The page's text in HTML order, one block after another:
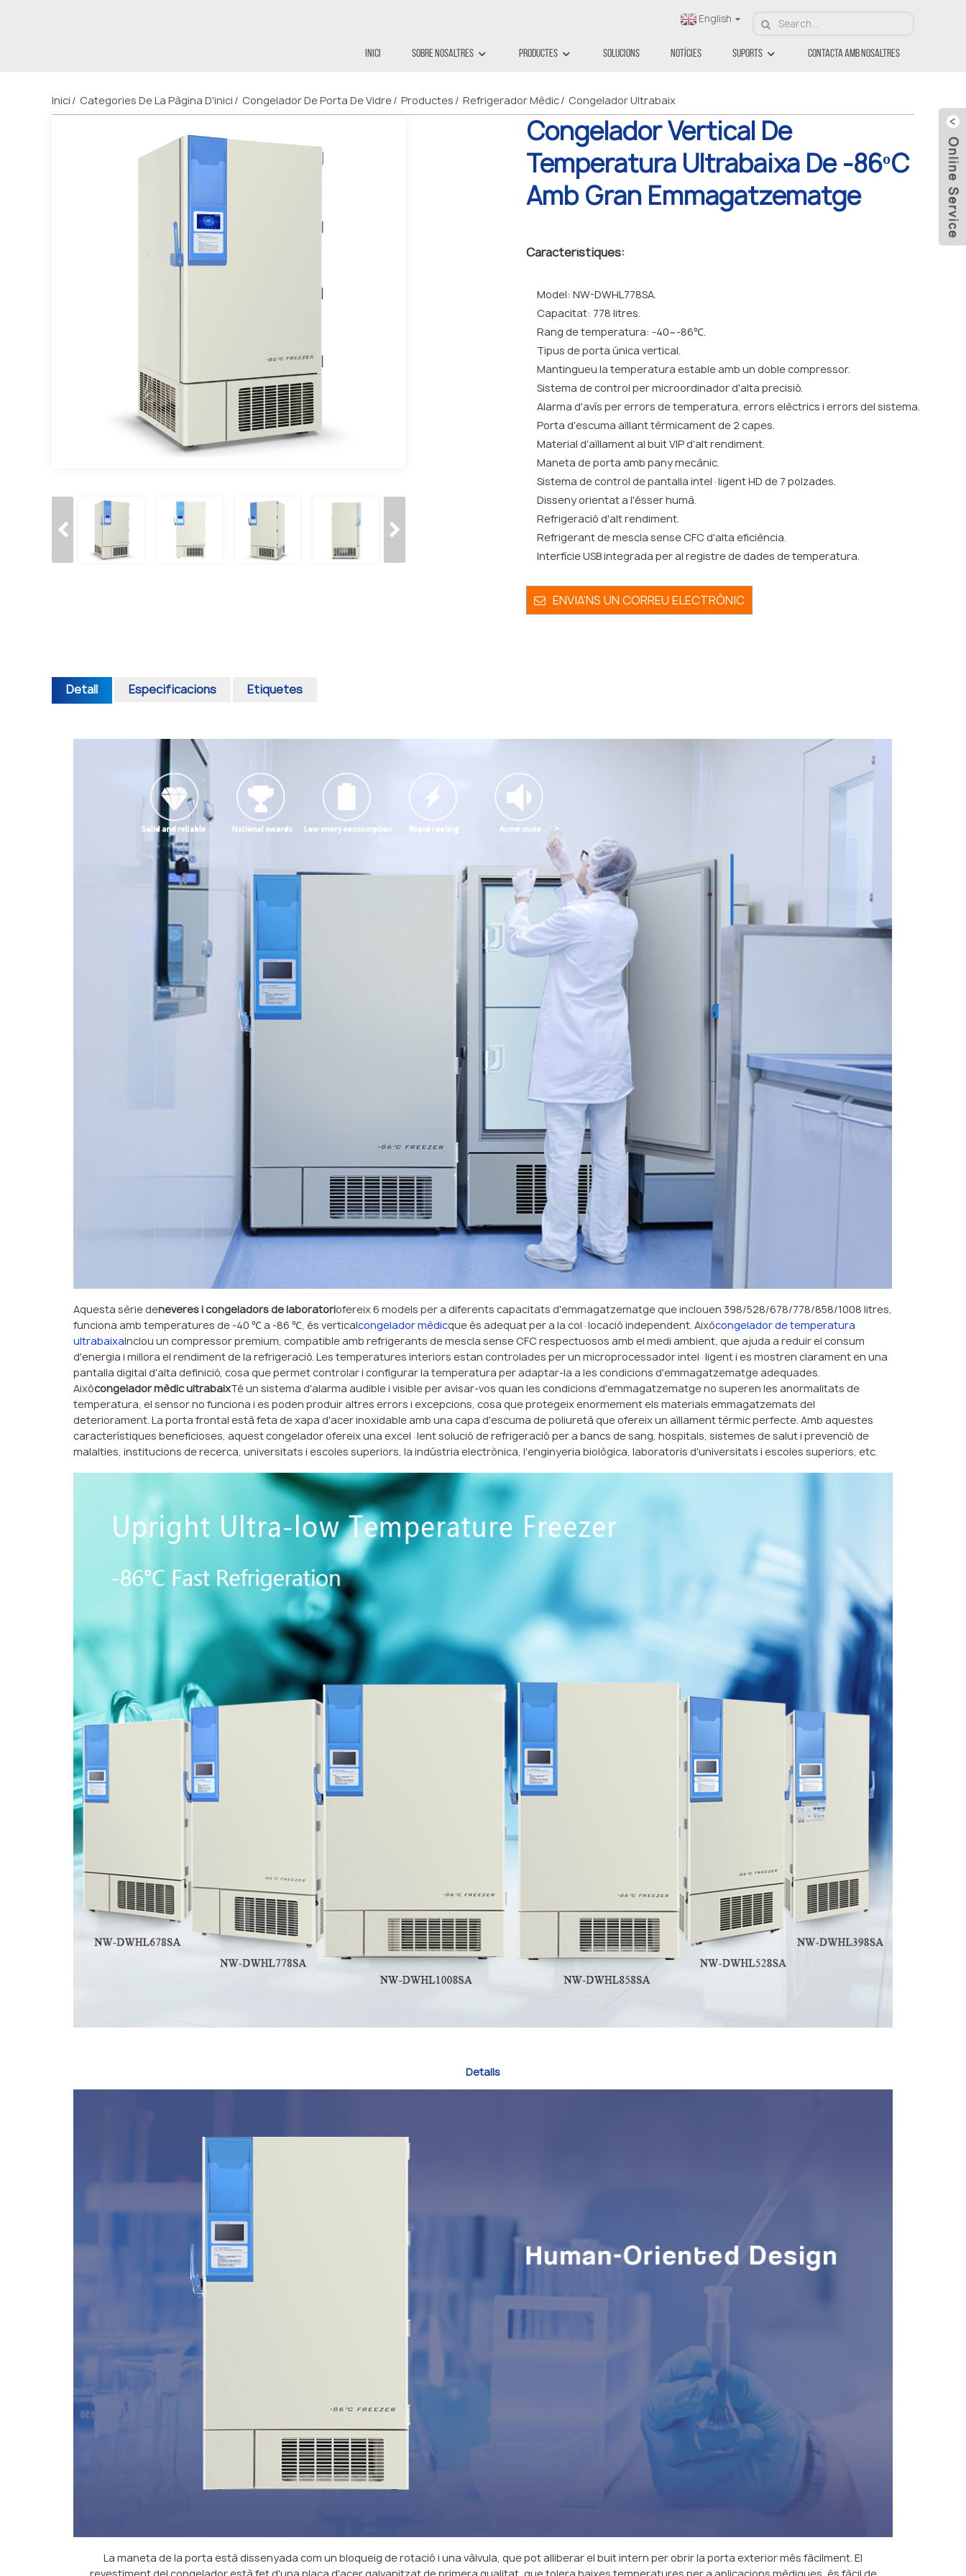
English
Inici Sobre Nosaltres Productes Solucions Notícies Suports Contacta Amb Nosaltres
Inici Categories De La Pàgina D'inici Congelador De Porta De Vidre Productes Refrigerador Mèdic Congelador Ultrabaix
Congelador Vertical De
Temperatura Ultrabaixa De -86ºC
Amb Gran Emmagatzematge
Característiques:
Model: NW-DWHL778SA.
Capacitat: 778 litres.
Rang de temperatura: -40~-86℃.
Tipus de porta única vertical.
Mantingueu la temperatura estable amb un doble compressor.
Sistema de control per microordinador d'alta precisió.
Alarma d'avís per errors de temperatura, errors elèctrics i errors del sistema.
Porta d'escuma aïllant tèrmicament de 2 capes.
Material d'aïllament al buit VIP d'alt rendiment.
Maneta de porta amb pany mecànic.
Sistema de control de pantalla intel·ligent HD de 7 polzades.
Disseny orientat a l'ésser humà.
Refrigeració d'alt rendiment.
Refrigerant de mescla sense CFC d'alta eficiència.
Interfície USB integrada per al registre de dades de temperatura.
ENVIA'NS UN CORREU ELECTRÒNIC
Detall Especificacions Etiquetes
Aquesta sèrie deneveres i congeladors de laboratoriofereix 6 models per a diferents capacitats d'emmagatzematge que inclouen 398/528/678/778/858/1008 litres,
funciona amb temperatures de -40 ℃ a -86 ℃, és verticalcongelador mèdicque és adequat per a la col·locació independent. Aixòcongelador de temperatura
ultrabaixaInclou un compressor premium, compatible amb refrigerants de mescla sense CFC respectuosos amb el medi ambient, que ajuda a reduir el consum
d'energia i millora el rendiment de la refrigeració. Les temperatures interiors estan controlades per un microprocessador intel·ligent i es mostren clarament en una
pantalla digital d'alta definició, cosa que permet controlar i configurar la temperatura per adaptar-la a les condicions d'emmagatzematge adequades.
Aixòcongelador mèdic ultrabaixTé un sistema d'alarma audible i visible per avisar-vos quan les condicions d'emmagatzematge no superen les anormalitats de
temperatura, el sensor no funciona i es poden produir altres errors i excepcions, cosa que protegeix enormement els materials emmagatzemats del
deteriorament. La porta frontal està feta de xapa d'acer inoxidable amb una capa d'escuma de poliuretà que ofereix un aïllament tèrmic perfecte. Amb aquestes
característiques beneficioses, aquest congelador ofereix una excel·lent solució de refrigeració per a bancs de sang, hospitals, sistemes de salut i prevenció de
malalties, institucions de recerca, universitats i escoles superiors, la indústria electrònica, l'enginyeria biològica, laboratoris d'universitats i escoles superiors, etc.
Detalls
La maneta de la porta està dissenyada com un bloqueig de rotació i una vàlvula, que pot alliberar el buit intern per obrir la porta exterior més fàcilment. El